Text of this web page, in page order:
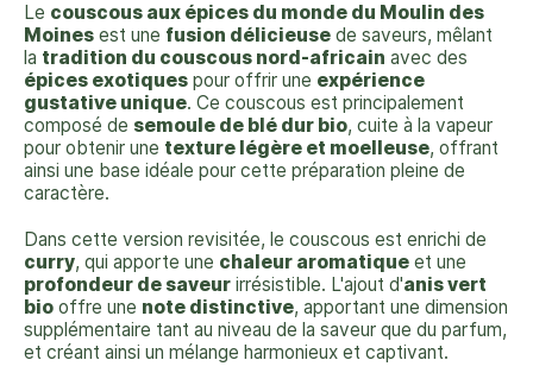
Le couscous aux épices du monde du Moulin des
Moines est une fusion délicieuse de saveurs, mêlant
la tradition du couscous nord-africain avec des
épices exotiques pour offrir une expérience
gustative unique. Ce couscous est principalement
composé de semoule de blé dur bio, cuite à la vapeur
pour obtenir une texture légère et moelleuse, offrant
ainsi une base idéale pour cette préparation pleine de
caractère.
Dans cette version revisitée, le couscous est enrichi de
curry, qui apporte une chaleur aromatique et une
profondeur de saveur irrésistible. L'ajout d'anis vert
bio offre une note distinctive, apportant une dimension
supplémentaire tant au niveau de la saveur que du parfum,
et créant ainsi un mélange harmonieux et captivant.